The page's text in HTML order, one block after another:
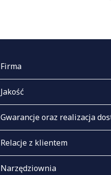
Firma
Jakość
Gwarancje oraz realizacja
Relacje z klientem
Narzędziownia